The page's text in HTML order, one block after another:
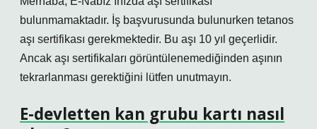
bulunmamaktadır. İş başvurusunda bulunurken tetanos
aşı sertifikası gerekmektedir. Bu aşı 10 yıl geçerlidir.
Ancak aşı sertifikaları görüntülenemediğinden aşının
tekrarlanması gerektiğini lütfen unutmayın.
E-devletten kan grubu kartı nasıl